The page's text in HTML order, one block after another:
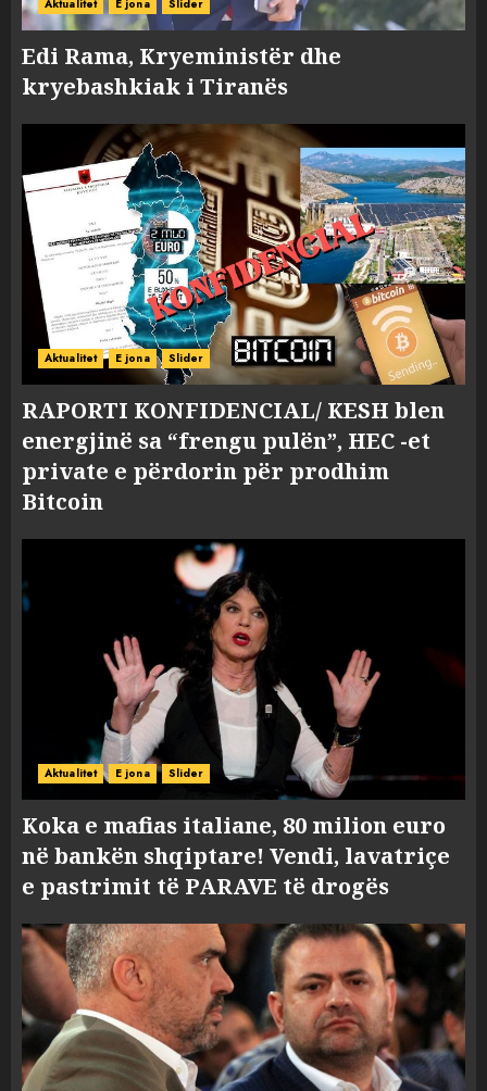
Aktualitet E jona Slider
Edi Rama, Kryeministër dhe
kryebashkiak i Tiranës
Aktualitet E jona Slider
RAPORTI KONFIDENCIAL/ KESH blen
energjinë sa “frengu pulën”, HEC -et
private e përdorin për prodhim
Bitcoin
Aktualitet E jona Slider
Koka e mafias italiane, 80 milion euro
në bankën shqiptare! Vendi, lavatriçe
e pastrimit të PARAVE të drogës